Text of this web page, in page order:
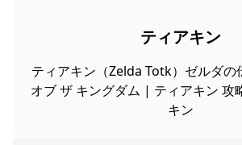
ティアキン
ティアキン（Zelda Totk）ゼルダの
オブ ザ キングダム | ティアキン 攻
キン